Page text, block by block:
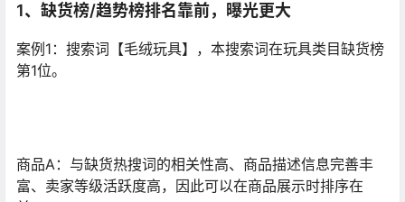
1、缺货榜/趋势榜排名靠前，曝光更大
案例1：搜索词【毛绒玩具】，本搜索词在玩具类目缺货榜
第1位。
商品A：与缺货热搜词的相关性高、商品描述信息完善丰
富、卖家等级活跃度高，因此可以在商品展示时排序在